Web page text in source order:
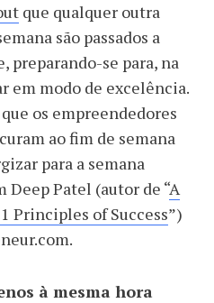
que qualquer outra
são passados a
preparando-se para, na
em modo de excelência.
os empreendedores
ao fim de semana
para a semana
Deep Patel (autor de “A
Principles of Success”)
à mesma hora